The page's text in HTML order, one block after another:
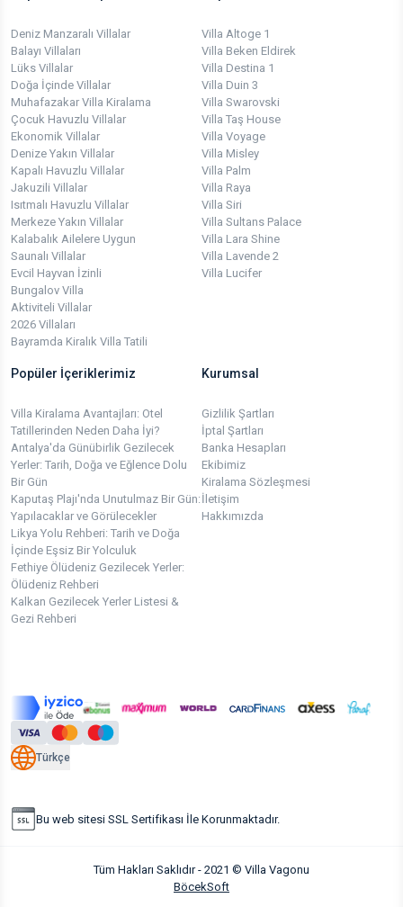
Deniz Manzaralı Villalar
Balayı Villaları
Lüks Villalar
Doğa İçinde Villalar
Muhafazakar Villa Kiralama
Çocuk Havuzlu Villalar
Ekonomik Villalar
Denize Yakın Villalar
Kapalı Havuzlu Villalar
Jakuzili Villalar
Isıtmalı Havuzlu Villalar
Merkeze Yakın Villalar
Kalabalık Ailelere Uygun
Saunalı Villalar
Evcil Hayvan İzinli
Bungalov Villa
Aktiviteli Villalar
2026 Villaları
Bayramda Kiralık Villa Tatili
Villa Altoge 1
Villa Beken Eldirek
Villa Destina 1
Villa Duin 3
Villa Swarovski
Villa Taş House
Villa Voyage
Villa Misley
Villa Palm
Villa Raya
Villa Siri
Villa Sultans Palace
Villa Lara Shine
Villa Lavende 2
Villa Lucifer
Popüler İçeriklerimiz
Villa Kiralama Avantajları: Otel
Tatillerinden Neden Daha İyi?
Antalya'da Günübirlik Gezilecek
Yerler: Tarih, Doğa ve Eğlence Dolu
Bir Gün
Kaputaş Plajı'nda Unutulmaz Bir Gün:
Yapılacaklar ve Görülecekler
Likya Yolu Rehberi: Tarih ve Doğa
İçinde Eşsiz Bir Yolculuk
Fethiye Ölüdeniz Gezilecek Yerler:
Ölüdeniz Rehberi
Kalkan Gezilecek Yerler Listesi &
Gezi Rehberi
Kurumsal
Gizlilik Şartları
İptal Şartları
Banka Hesapları
Ekibimiz
Kiralama Sözleşmesi
İletişim
Hakkımızda
Türkçe
Bu web sitesi SSL Sertifikası İle Korunmaktadır.
Tüm Hakları Saklıdır - 2021 © Villa Vagonu
BöcekSoft